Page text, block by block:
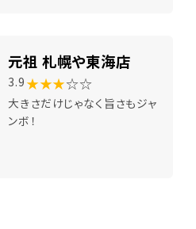
元祖 札幌や東海店
3.9 ★★★☆☆
大きさだけじゃなく旨さもジャ
ンボ！